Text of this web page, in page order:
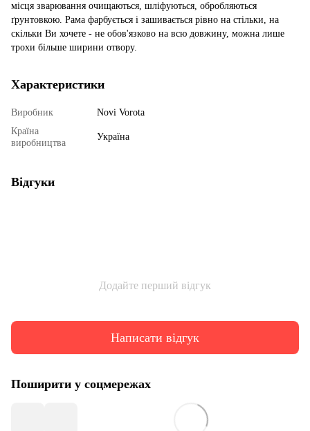
місця зварювання очищаються, шліфуються, обробляються
ґрунтовкою. Рама фарбується і зашивається рівно на стільки, на
скільки Ви хочете - не обов'язково на всю довжину, можна лише
трохи більше ширини отвору.
Характеристики
Виробник
Novi Vorota
Країна
виробництва
Україна
Відгуки
Додайте перший відгук
Написати відгук
Поширити у соцмережах